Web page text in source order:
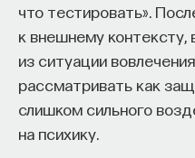
что тестировать».
к внешнему
из ситуации
рассматривать как
слишком сильного
на психику.